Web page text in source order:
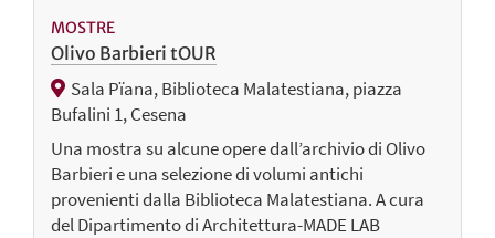
MOSTRE
Olivo Barbieri tOUR
Sala Pïana, Biblioteca Malatestiana, piazza
Bufalini 1, Cesena
Una mostra su alcune opere dall’archivio di Olivo
Barbieri e una selezione di volumi antichi
provenienti dalla Biblioteca Malatestiana. A cura
del Dipartimento di Architettura-MADE LAB